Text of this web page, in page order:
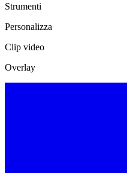
Strumenti
Personalizza
Clip video
Overlay